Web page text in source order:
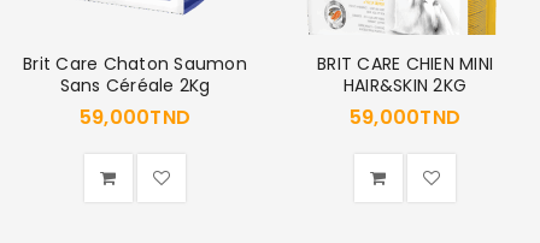
Brit Care Chaton Saumon
Sans Céréale 2Kg
59,000TND
BRIT CARE CHIEN MINI
HAIR&SKIN 2KG
59,000TND